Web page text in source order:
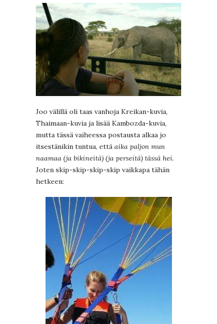
Joo välillä oli taas vanhoja Kreikan-kuvia,
Thaimaan-kuvia ja lisää Kambozda-kuvia,
mutta tässä vaiheessa postausta alkaa jo
itsestänikin tuntua, että aika paljon mun
naamaa (ja bikineitä) (ja perseitä) tässä hei.
Joten skip-skip-skip-skip vaikkapa tähän
hetkeen: